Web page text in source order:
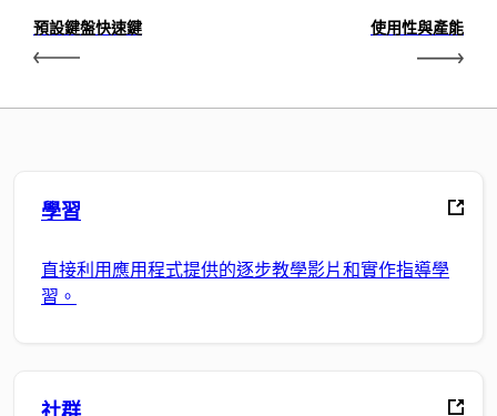
預設鍵盤快速鍵 使用性與產能
學習
直接利用應用程式提供的逐步教學影片和實作指導學
習。
社群